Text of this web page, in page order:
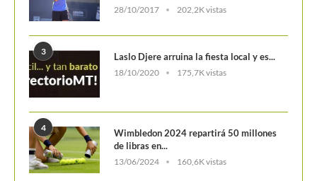
28/10/2017 202,2K vistas
3 Laslo Djere arruina la fiesta local y es...
18/10/2020 175,7K vistas
4
Wimbledon 2024 repartirá 50 millones
de libras en...
13/06/2024 160,6K vistas